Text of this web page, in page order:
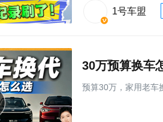
1号车盟
30万预算换车
预算30万，家用老车